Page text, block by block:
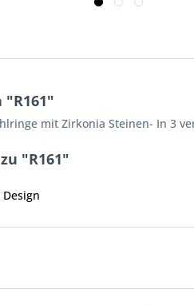
mit Zirkonia Steinen- In 3
"R161"